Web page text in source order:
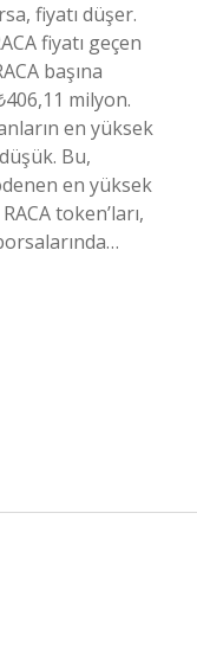
fiyatı düşer.
fiyatı geçen
başına
milyon.
en yüksek
Bu,
en yüksek
token’ları,